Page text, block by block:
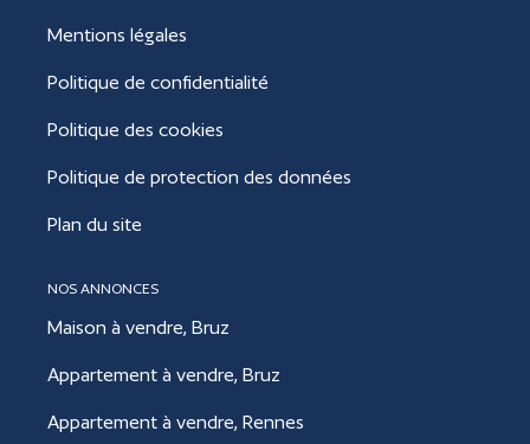
Mentions légales
Politique de confidentialité
Politique des cookies
Politique de protection des données
Plan du site
NOS ANNONCES
Maison à vendre, Bruz
Appartement à vendre, Bruz
Appartement à vendre, Rennes